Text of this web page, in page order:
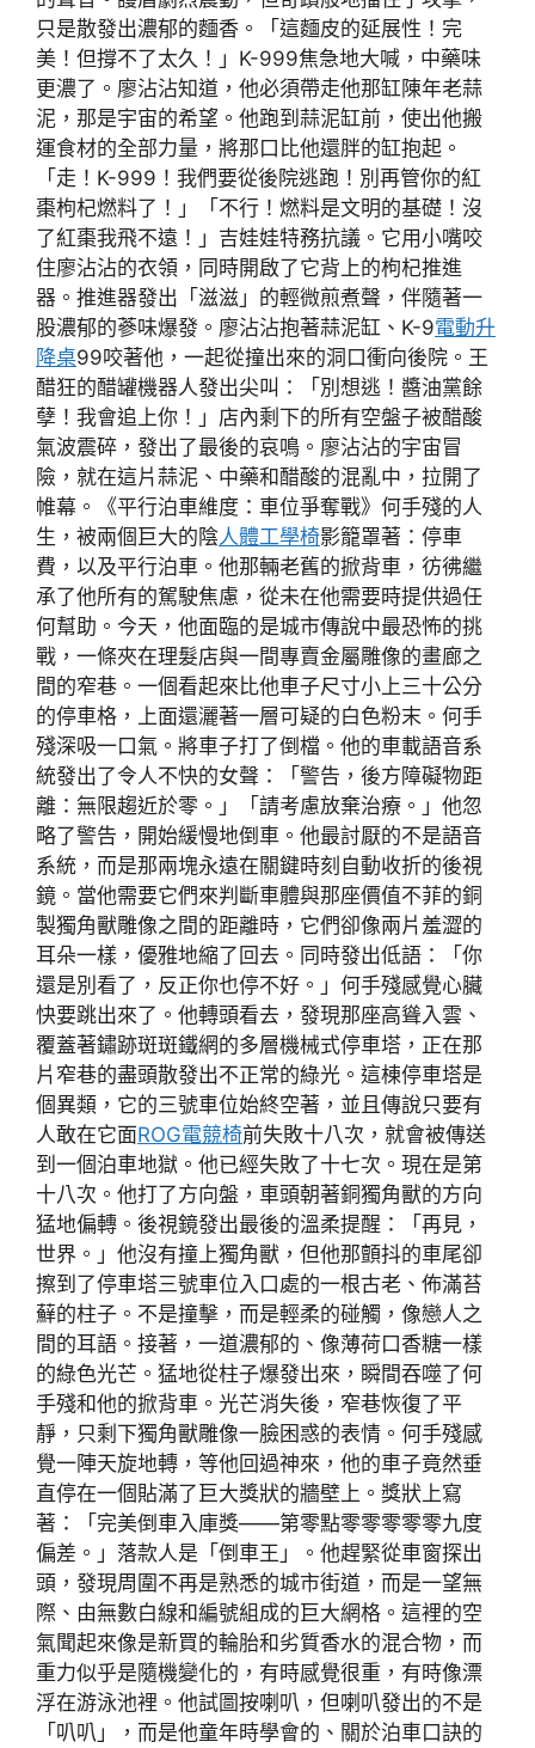
只是散發出濃郁的麵香。「這麵皮的延展性！完
美！但撐不了太久！」K-999焦急地大喊，中藥味
更濃了。廖沾沾知道，他必須帶走他那缸陳年老蒜
泥，那是宇宙的希望。他跑到蒜泥缸前，使出他搬
運食材的全部力量，將那口比他還胖的缸抱起。
「走！K-999！我們要從後院逃跑！別再管你的紅
棗枸杞燃料了！」「不行！燃料是文明的基礎！沒
了紅棗我飛不遠！」吉娃娃特務抗議。它用小嘴咬
住廖沾沾的衣領，同時開啟了它背上的枸杞推進
器。推進器發出「滋滋」的輕微煎煮聲，伴隨著一
股濃郁的蔘味爆發。廖沾沾抱著蒜泥缸、K-9電動升
降桌99咬著他，一起從撞出來的洞口衝向後院。王
醋狂的醋罐機器人發出尖叫：「別想逃！醬油黨餘
孽！我會追上你！」店內剩下的所有空盤子被醋酸
氣波震碎，發出了最後的哀鳴。廖沾沾的宇宙冒
險，就在這片蒜泥、中藥和醋酸的混亂中，拉開了
帷幕。《平行泊車維度：車位爭奪戰》何手殘的人
生，被兩個巨大的陰人體工學椅影籠罩著：停車
費，以及平行泊車。他那輛老舊的掀背車，彷彿繼
承了他所有的駕駛焦慮，從未在他需要時提供過任
何幫助。今天，他面臨的是城市傳說中最恐怖的挑
戰，一條夾在理髮店與一間專賣金屬雕像的畫廊之
間的窄巷。一個看起來比他車子尺寸小上三十公分
的停車格，上面還灑著一層可疑的白色粉末。何手
殘深吸一口氣。將車子打了倒檔。他的車載語音系
統發出了令人不快的女聲：「警告，後方障礙物距
離：無限趨近於零。」「請考慮放棄治療。」他忽
略了警告，開始緩慢地倒車。他最討厭的不是語音
系統，而是那兩塊永遠在關鍵時刻自動收折的後視
鏡。當他需要它們來判斷車體與那座價值不菲的銅
製獨角獸雕像之間的距離時，它們卻像兩片羞澀的
耳朵一樣，優雅地縮了回去。同時發出低語：「你
還是別看了，反正你也停不好。」何手殘感覺心臟
快要跳出來了。他轉頭看去，發現那座高聳入雲、
覆蓋著鏽跡斑斑鐵網的多層機械式停車塔，正在那
片窄巷的盡頭散發出不正常的綠光。這棟停車塔是
個異類，它的三號車位始終空著，並且傳說只要有
人敢在它面ROG電競椅前失敗十八次，就會被傳送
到一個泊車地獄。他已經失敗了十七次。現在是第
十八次。他打了方向盤，車頭朝著銅獨角獸的方向
猛地偏轉。後視鏡發出最後的溫柔提醒：「再見，
世界。」他沒有撞上獨角獸，但他那顫抖的車尾卻
擦到了停車塔三號車位入口處的一根古老、佈滿苔
蘚的柱子。不是撞擊，而是輕柔的碰觸，像戀人之
間的耳語。接著，一道濃郁的、像薄荷口香糖一樣
的綠色光芒。猛地從柱子爆發出來，瞬間吞噬了何
手殘和他的掀背車。光芒消失後，窄巷恢復了平
靜，只剩下獨角獸雕像一臉困惑的表情。何手殘感
覺一陣天旋地轉，等他回過神來，他的車子竟然垂
直停在一個貼滿了巨大獎狀的牆壁上。獎狀上寫
著：「完美倒車入庫獎——第零點零零零零零九度
偏差。」落款人是「倒車王」。他趕緊從車窗探出
頭，發現周圍不再是熟悉的城市街道，而是一望無
際、由無數白線和編號組成的巨大網格。這裡的空
氣聞起來像是新買的輪胎和劣質香水的混合物，而
重力似乎是隨機變化的，有時感覺很重，有時像漂
浮在游泳池裡。他試圖按喇叭，但喇叭發出的不是
「叭叭」，而是他童年時學會的、關於泊車口訣的